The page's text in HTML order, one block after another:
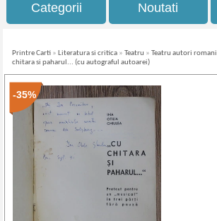
Categorii Noutati
Printre Carti » Literatura si critica »Teatru »Teatru autori romani
chitara si paharul... (cu autograful autoarei)
-35%